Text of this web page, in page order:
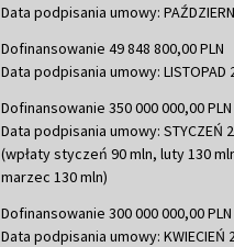
Data podpisania umowy:
Dofinansowanie 49 848 800,00 PLN
Data podpisania umowy: LISTOPAD
Dofinansowanie 350 000 000,00 PLN
Data podpisania umowy: STYCZEŃ
(wpłaty styczeń 90 mln, luty 130
marzec 130 mln)
Dofinansowanie 300 000 000,00 PLN
Data podpisania umowy: KWIECIEŃ